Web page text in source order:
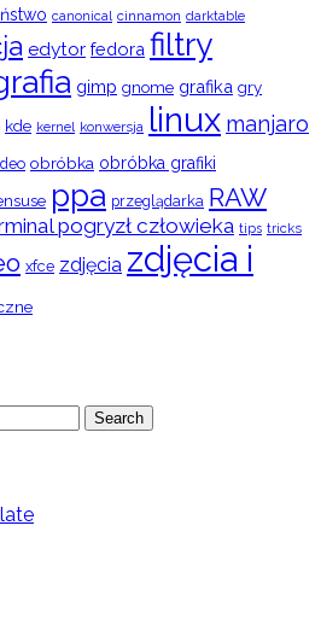
canonical cinnamon darktable
edytor fedora filtry
gimp gnome grafika gry
kde kernel konwersja linux manjaro
obróbka obróbka grafiki
ppa przeglądarka RAW
pogryzł człowieka tips tricks
xfce zdjęcia zdjęcia i
Search